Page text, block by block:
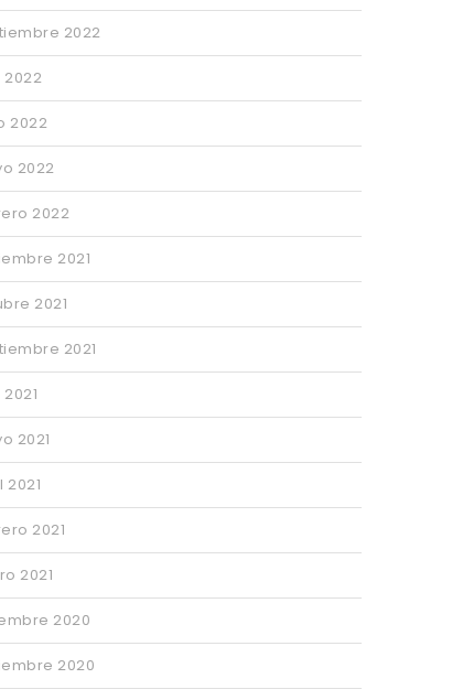
2022
2022
2022
2022
2022
2021
2021
2021
2021
2021
2021
2021
2020
2020